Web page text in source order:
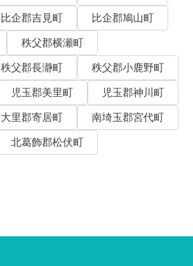
比企郡吉見町
比企郡鳩山町
秩父郡横瀬町
秩父郡長瀞町
秩父郡小鹿野町
児玉郡美里町
児玉郡神川町
大里郡寄居町
南埼玉郡宮代町
北葛飾郡松伏町